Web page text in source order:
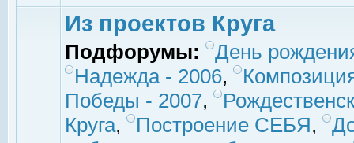
Из проектов Круга
Подфорумы:
День
Надежда - 2006,
Победы - 2007,
Круга, Построение СЕБЯ,